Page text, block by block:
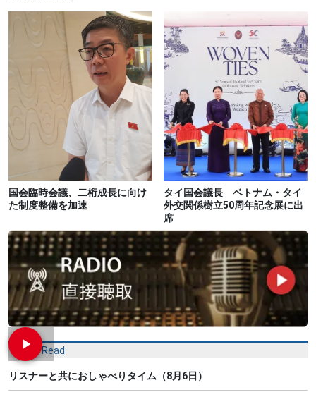
国会臨時会議、二桁成長に向け
た制度整備を加速
タイ国会議長 ベトナム・タイ
外交関係樹立50周年記念展に出
席
Most Read
リスナーと共におしゃべりタイム（8月6日）